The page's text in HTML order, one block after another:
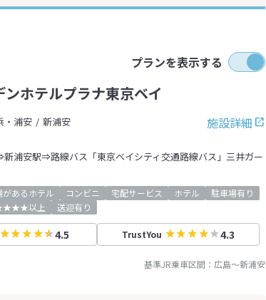
プランを表示する
ンホテルプラナ東京ベイ
施設詳細
・浦安
新浦安
浦安駅⇒路線バス「東京ベイシティ交通路線バス」三井ガー
があるホテル コンビニ 宅配サービス ホテル
駐車場有り
以上 送迎有り
4.5 TrustYou 4.3
基準JR乗車区間： 広島～新浦安